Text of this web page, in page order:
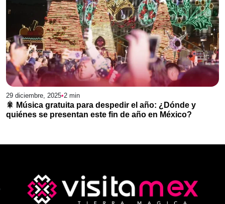
29 diciembre, 2025•2 min
🎇 Música gratuita para despedir el año: ¿Dónde y
quiénes se presentan este fin de año en México?